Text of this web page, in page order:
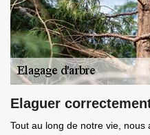
Elaguer
Tout au long de notre vie,